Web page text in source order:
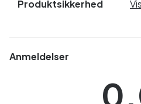
Produktsikkerhed
Anmeldelser